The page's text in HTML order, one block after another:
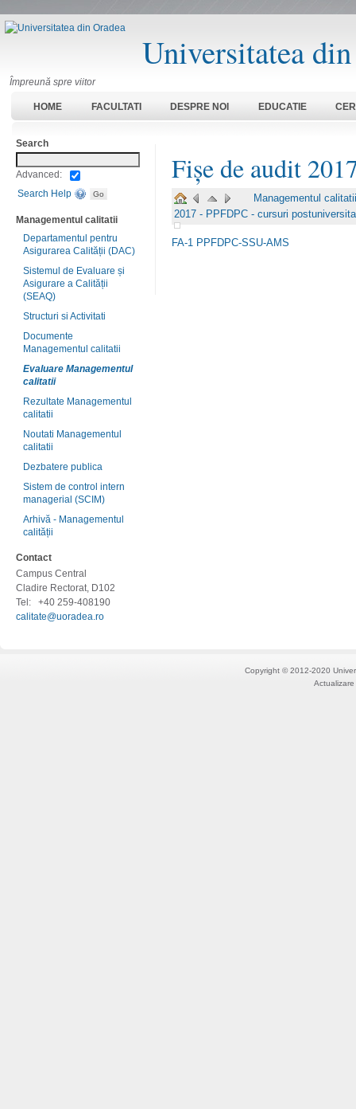
Universitatea
Împreună spre viitor
HOME FACULTATI DESPRE NOI EDUCATIE
Fișe de audit
Managementul
2017 - PPFDPC - cursuri
FA-1 PPFDPC-SSU-AMS
Search
Advanced:
Search Help
Managementul calitatii
Departamentul pentru
Asigurarea Calității (DAC)
Sistemul de Evaluare și
Asigurare a Calității
(SEAQ)
Structuri si Activitati
Documente
Managementul calitatii
Evaluare Managementul
calitatii
Rezultate Managementul
calitatii
Noutati Managementul
calitatii
Dezbatere publica
Sistem de control intern
managerial (SCIM)
Arhivă - Managementul
calității
Contact
Campus Central
Cladire Rectorat, D102
Tel: +40 259-408190
calitate@uoradea.ro
Copyright © 2012-2020